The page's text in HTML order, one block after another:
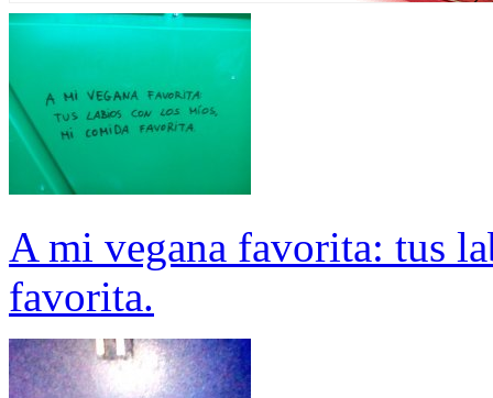
A mi vegana favorita: tus
favorita.